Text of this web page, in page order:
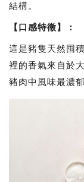
結構。
【口感特徵】 ：
這是豬隻天然囤
裡的香氣來自於
豬肉中風味最濃